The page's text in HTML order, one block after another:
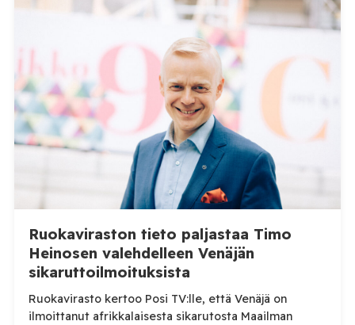
Ruokaviraston tieto paljastaa Timo
Heinosen valehdelleen Venäjän
sikaruttoilmoituksista
Ruokavirasto kertoo Posi TV:lle, että Venäjä on
ilmoittanut afrikkalaisesta sikarutosta Maailman